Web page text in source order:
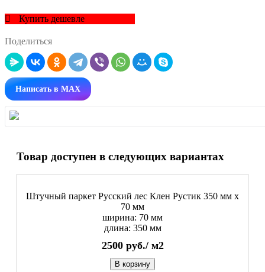
Купить дешевле
Поделиться
Написать в MAX
Товар доступен в следующих вариантах
Штучный паркет Русский лес Клен Рустик 350 мм х
70 мм
ширина: 70 мм
длина: 350 мм
2500 руб./ м2
В корзину